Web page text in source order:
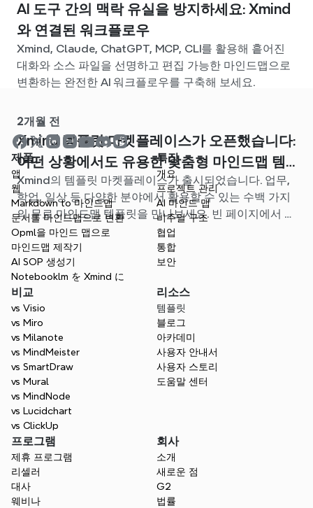
AI 도구 간의 맥락 유실을 방지하세요: Xmind
와 연결된 워크플로우
Xmind, Claude, ChatGPT, MCP, CLI를 활용해 흩어진
대화와 소스 파일을 선명하고 편집 가능한 마인드맵으로
변환하는 완전한 AI 워크플로우를 구축해 보세요.
2개월 전
Xmind 템플릿 마켓플레이스가 오픈했습니다:
어떤 상황에서도 유용한 맞춤형 마인드맵 템
플릿을 찾아보세요
Xmind의 템플릿 마켓플레이스가 출시되었습니다. 업무,
학업, 일상 등 다양한 분야에서 활용할 수 있는 수백 가지
의 무료 마인드맵 템플릿을 만나보세요. 빈 페이지에서 고
민할 필요 없이, 나에게 딱 맞는 시작점을 찾아보세요.
제품
앱
웹
Markdown to 마인드맵
문서를 마인드맵으로 변환
Opml을 마인드 맵으로
마인드맵 제작기
AI SOP 생성기
Notebooklm を Xmind に
특징
개요
프로젝트 관리
AI 마인드 맵
비주얼 구조
협업
통합
보안
비교
vs Visio
vs Miro
vs Milanote
vs MindMeister
vs SmartDraw
vs Mural
vs MindNode
vs Lucidchart
vs ClickUp
리소스
템플릿
블로그
아카데미
사용자 안내서
사용자 스토리
도움말 센터
프로그램
제휴 프로그램
리셀러
대사
웨비나
회사
소개
새로운 점
G2
법률